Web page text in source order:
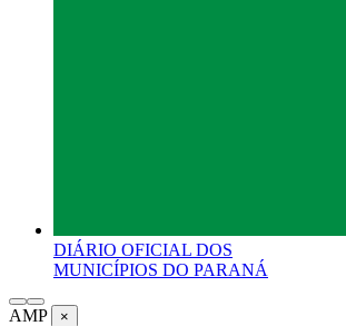
DIÁRIO OFICIAL DOS
MUNICÍPIOS DO PARANÁ
AMP ×